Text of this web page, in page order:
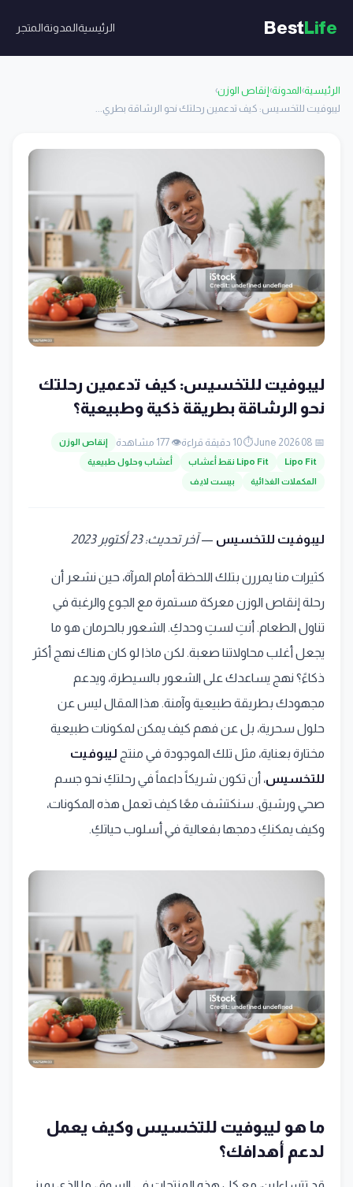
BestLife الرئيسيةالمدونةالمتجر
الرئيسية›المدونة›إنقاص الوزن›
ليبوفيت للتخسيس: كيف تدعمين رحلتك نحو الرشاقة بطري...
ليبوفيت للتخسيس: كيف تدعمين رحلتك
نحو الرشاقة بطريقة ذكية وطبيعية؟
📅 08 June 2026 ⏱️ 10 دقيقة قراءة 👁️ 177 مشاهدة إنقاص الوزن
Lipo Fit Lipo Fit نقط أعشاب أعشاب وحلول طبيعية
المكملات الغذائية بيست لايف
ليبوفيت للتخسيس —آخر تحديث: 23 أكتوبر 2023
كثيرات منا يمررن بتلك اللحظة أمام المرآة، حين نشعر أن
رحلة إنقاص الوزن معركة مستمرة مع الجوع والرغبة في
تناول الطعام. أنتِ لستِ وحدكِ. الشعور بالحرمان هو ما
يجعل أغلب محاولاتنا صعبة. لكن ماذا لو كان هناك نهج أكثر
ذكاءً؟ نهج يساعدك على الشعور بالسيطرة، ويدعم
مجهودك بطريقة طبيعية وآمنة. هذا المقال ليس عن
حلول سحرية، بل عن فهم كيف يمكن لمكونات طبيعية
مختارة بعناية، مثل تلك الموجودة في منتج ليبوفيت
للتخسيس، أن تكون شريكاً داعماً في رحلتكِ نحو جسم
صحي ورشيق. سنكتشف معًا كيف تعمل هذه المكونات،
وكيف يمكنكِ دمجها بفعالية في أسلوب حياتكِ.
ما هو ليبوفيت للتخسيس وكيف يعمل
لدعم أهدافك؟